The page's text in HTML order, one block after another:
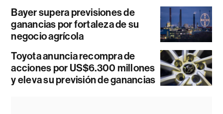
Bayer supera previsiones de
ganancias por fortaleza de su
negocio agrícola
Toyota anuncia recompra de
acciones por US$6.300 millones
y eleva su previsión de ganancias